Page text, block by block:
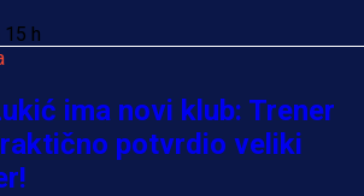
h
ima novi klub: Trener
potvrdio veliki